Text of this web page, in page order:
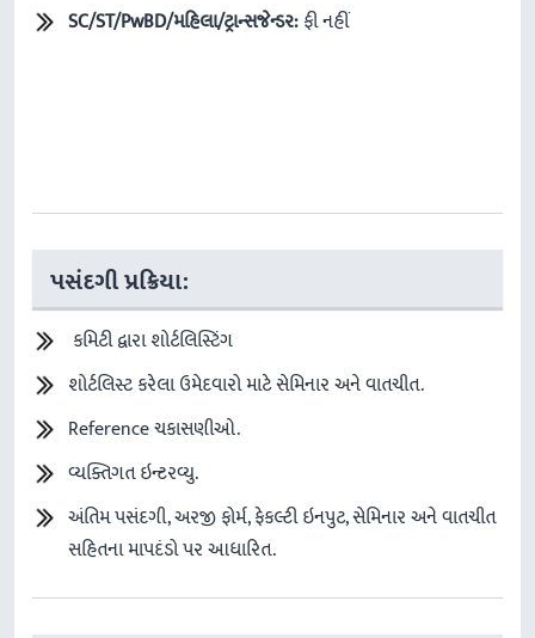
SC/ST/PwBD/મહિલા/ટ્રાન્સજેન્ડર:ફી નહીં
પસંદગી પ્રક્રિયા:
કમિટી દ્વારા શોર્ટલિસ્ટિંગ
શોર્ટલિસ્ટ કરેલા ઉમેદવારો માટે સેમિનાર અને વાતચીત.
Reference ચકાસણીઓ.
વ્યક્તિગત ઇન્ટરવ્યુ.
અંતિમ પસંદગી, અરજી ફોર્મ, ફેકલ્ટી ઇનપુટ, સેમિનાર અને વાતચીત
સહિતના માપદંડો પર આધારિત.